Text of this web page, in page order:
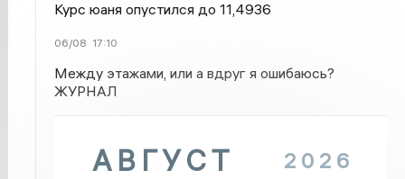
Курс юаня опустился до 11,4936
06/08 17:10
Между этажами, или а вдруг я ошибаюсь?
ЖУРНАЛ
АВГУСТ 2026